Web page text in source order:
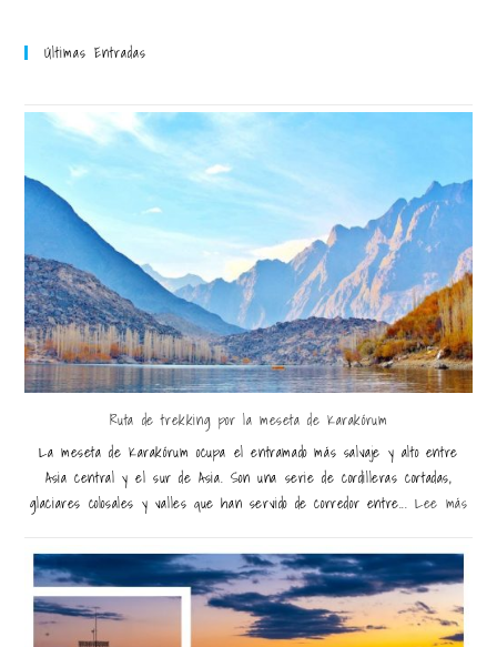
Últimas Entradas
Ruta de trekking por la meseta de Karakórum
La meseta de Karakórum ocupa el entramado más salvaje y alto entre
Asia central y el sur de Asia. Son una serie de cordilleras cortadas,
glaciares colosales y valles que han servido de corredor entre...Lee más